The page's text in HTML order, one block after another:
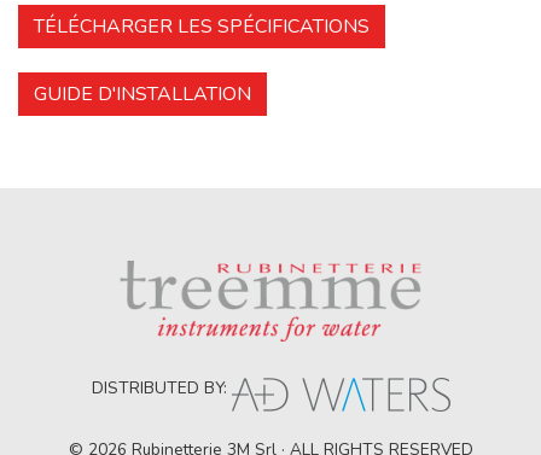
TÉLÉCHARGER LES SPÉCIFICATIONS
GUIDE D'INSTALLATION
DISTRIBUTED BY:
© 2026 Rubinetterie 3M Srl · ALL RIGHTS RESERVED